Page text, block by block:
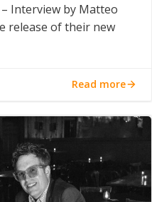
Interview by Matteo
release of their new
Read more